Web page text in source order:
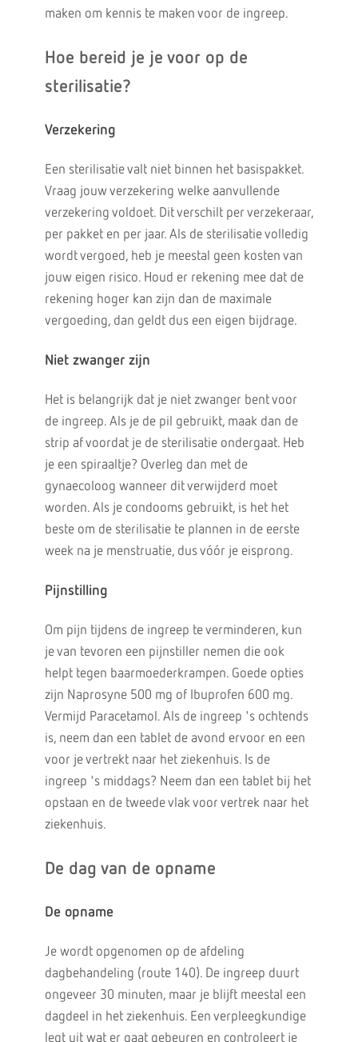
maken om kennis te maken voor de ingreep.
Hoe bereid je je voor op de
sterilisatie?
Verzekering
Een sterilisatie valt niet binnen het basispakket.
Vraag jouw verzekering welke aanvullende
verzekering voldoet. Dit verschilt per verzekeraar,
per pakket en per jaar. Als de sterilisatie volledig
wordt vergoed, heb je meestal geen kosten van
jouw eigen risico. Houd er rekening mee dat de
rekening hoger kan zijn dan de maximale
vergoeding, dan geldt dus een eigen bijdrage.
Niet zwanger zijn
Het is belangrijk dat je niet zwanger bent voor
de ingreep. Als je de pil gebruikt, maak dan de
strip af voordat je de sterilisatie ondergaat. Heb
je een spiraaltje? Overleg dan met de
gynaecoloog wanneer dit verwijderd moet
worden. Als je condooms gebruikt, is het het
beste om de sterilisatie te plannen in de eerste
week na je menstruatie, dus vóór je eisprong.
Pijnstilling
Om pijn tijdens de ingreep te verminderen, kun
je van tevoren een pijnstiller nemen die ook
helpt tegen baarmoederkrampen. Goede opties
zijn Naprosyne 500 mg of Ibuprofen 600 mg.
Vermijd Paracetamol. Als de ingreep 's ochtends
is, neem dan een tablet de avond ervoor en een
voor je vertrekt naar het ziekenhuis. Is de
ingreep 's middags? Neem dan een tablet bij het
opstaan en de tweede vlak voor vertrek naar het
ziekenhuis.
De dag van de opname
De opname
Je wordt opgenomen op de afdeling
dagbehandeling (route 140). De ingreep duurt
ongeveer 30 minuten, maar je blijft meestal een
dagdeel in het ziekenhuis. Een verpleegkundige
legt uit wat er gaat gebeuren en controleert je